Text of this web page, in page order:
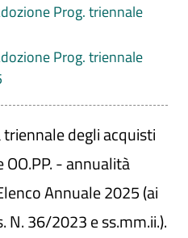
Prog. triennale
Prog. triennale
degli acquisti
OO.PP. - annualità
Annuale 2025 (ai
N. 36/2023 e ss.mm.ii.).